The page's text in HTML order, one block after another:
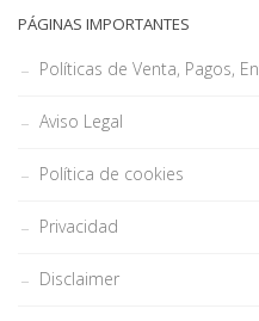
PÁGINAS IMPORTANTES
Políticas de Venta, Pagos,
Aviso Legal
Política de cookies
Privacidad
Disclaimer